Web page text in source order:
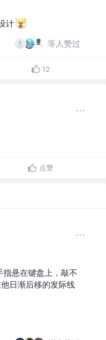
计
等人赞过
12
点赞
指悬在键盘上，敲不
日渐后移的发际线